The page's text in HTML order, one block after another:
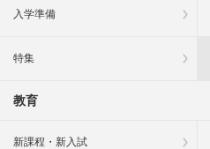
入学準備
特集
教育
新課程・新入試